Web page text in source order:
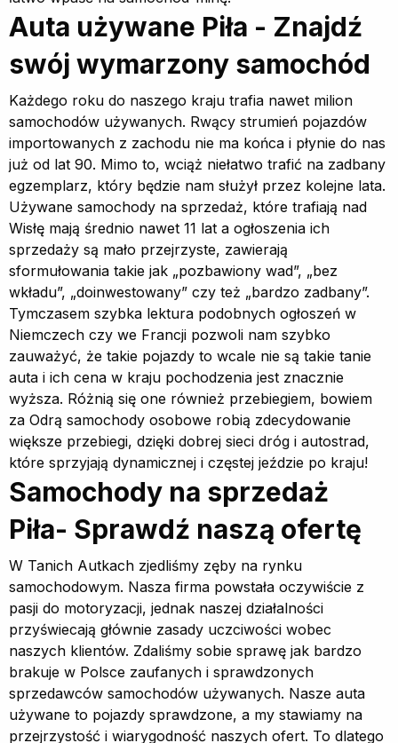
Auta używane Piła - Znajdź
swój wymarzony samochód
Każdego roku do naszego kraju trafia nawet milion
samochodów używanych. Rwący strumień pojazdów
importowanych z zachodu nie ma końca i płynie do nas
już od lat 90. Mimo to, wciąż niełatwo trafić na zadbany
egzemplarz, który będzie nam służył przez kolejne lata.
Używane samochody na sprzedaż, które trafiają nad
Wisłę mają średnio nawet 11 lat a ogłoszenia ich
sprzedaży są mało przejrzyste, zawierają
sformułowania takie jak „pozbawiony wad”, „bez
wkładu”, „doinwestowany” czy też „bardzo zadbany”.
Tymczasem szybka lektura podobnych ogłoszeń w
Niemczech czy we Francji pozwoli nam szybko
zauważyć, że takie pojazdy to wcale nie są takie tanie
auta i ich cena w kraju pochodzenia jest znacznie
wyższa. Różnią się one również przebiegiem, bowiem
za Odrą samochody osobowe robią zdecydowanie
większe przebiegi, dzięki dobrej sieci dróg i autostrad,
które sprzyjają dynamicznej i częstej jeździe po kraju!
Samochody na sprzedaż
Piła- Sprawdź naszą ofertę
W Tanich Autkach zjedliśmy zęby na rynku
samochodowym. Nasza firma powstała oczywiście z
pasji do motoryzacji, jednak naszej działalności
przyświecają głównie zasady uczciwości wobec
naszych klientów. Zdaliśmy sobie sprawę jak bardzo
brakuje w Polsce zaufanych i sprawdzonych
sprzedawców samochodów używanych. Nasze auta
używane to pojazdy sprawdzone, a my stawiamy na
przejrzystość i wiarygodność naszych ofert. To dlatego